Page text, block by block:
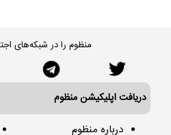
منظوم را در شبکه‌های
دریافت اپلیکیشن منظوم
درباره منظوم